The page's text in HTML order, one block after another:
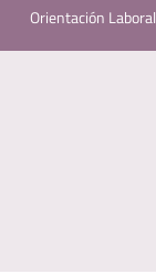
Orientación Laboral